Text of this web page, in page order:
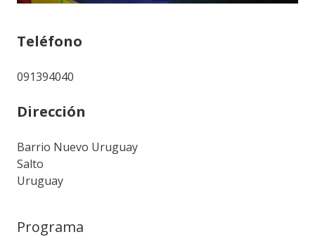
Teléfono
091394040
Dirección
Barrio Nuevo Uruguay
Salto
Uruguay
Programa